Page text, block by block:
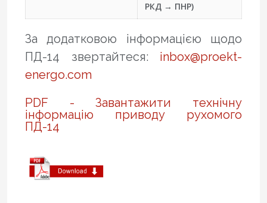
РКД → ПНР)
За додатковою інформацією щодо
ПД-14 звертайтеся: inbox@proekt-
energo.com
PDF - Завантажити технічну
інформацію приводу рухомого
ПД-14